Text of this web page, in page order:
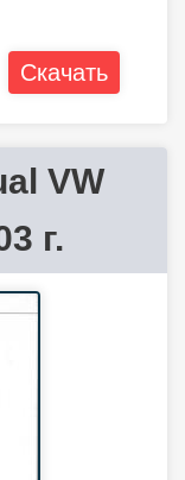
Скачать
VW
г.